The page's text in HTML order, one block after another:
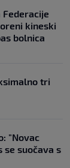
Federacije
kineski
bolnica
tri
"Novac
se suočava s